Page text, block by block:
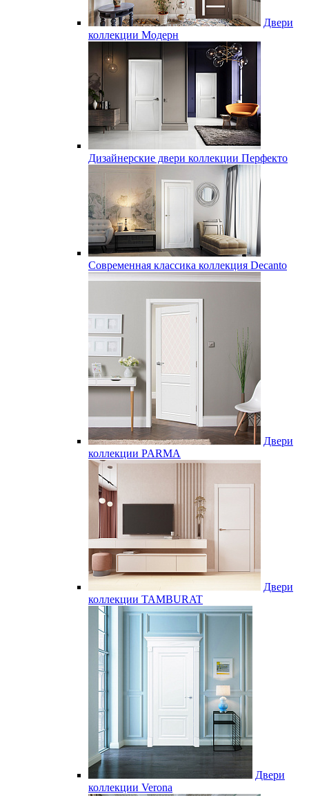
Двери
коллекции Модерн
Дизайнерские двери коллекции Перфекто
Современная классика коллекция Decanto
Двери
коллекции PARMA
Двери
коллекции TAMBURAT
Двери
коллекции Verona